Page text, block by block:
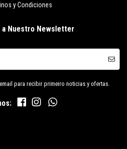
y Condiciones
a Nuestro Newsletter
para recibir primeiro noticias y ofertas.